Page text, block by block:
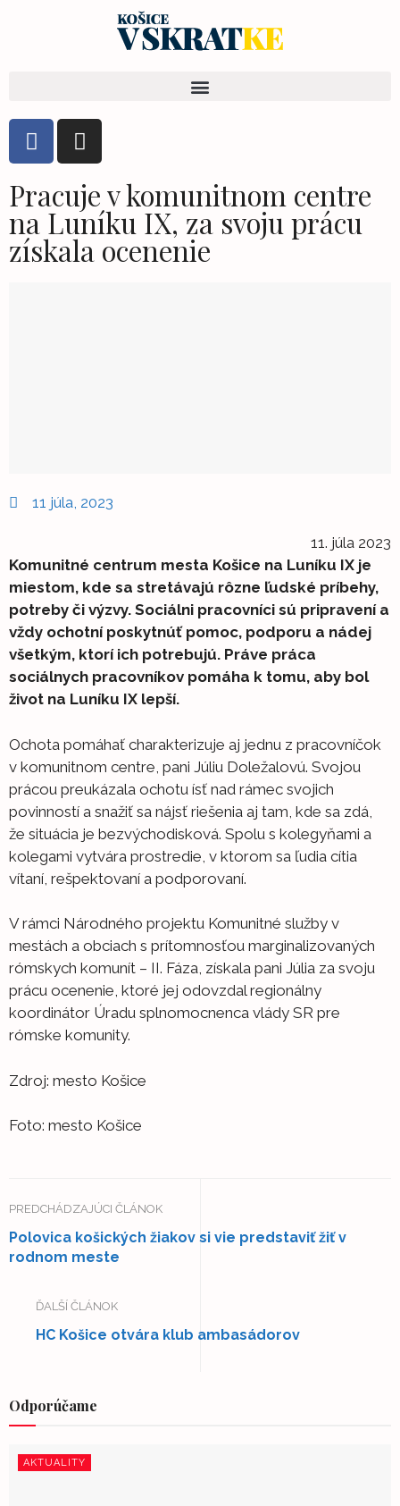
Pracuje v komunitnom centre
na Luníku IX, za svoju prácu
získala ocenenie
11 júla, 2023
11. júla 2023
Komunitné centrum mesta Košice na Luníku IX je
miestom, kde sa stretávajú rôzne ľudské príbehy,
potreby či výzvy. Sociálni pracovníci sú pripravení a
vždy ochotní poskytnúť pomoc, podporu a nádej
všetkým, ktorí ich potrebujú. Práve práca
sociálnych pracovníkov pomáha k tomu, aby bol
život na Luníku IX lepší.
Ochota pomáhať charakterizuje aj jednu z pracovníčok
v komunitnom centre, pani Júliu Doležalovú. Svojou
prácou preukázala ochotu ísť nad rámec svojich
povinností a snažiť sa nájsť riešenia aj tam, kde sa zdá,
že situácia je bezvýchodisková. Spolu s kolegyňami a
kolegami vytvára prostredie, v ktorom sa ľudia cítia
vítaní, rešpektovaní a podporovaní.
V rámci Národného projektu Komunitné služby v
mestách a obciach s prítomnosťou marginalizovaných
rómskych komunít – II. Fáza, získala pani Júlia za svoju
prácu ocenenie, ktoré jej odovzdal regionálny
koordinátor Úradu splnomocnenca vlády SR pre
rómske komunity.
Zdroj: mesto Košice
Foto: mesto Košice
PREDCHÁDZAJÚCI ČLÁNOK
Polovica košických žiakov si vie predstaviť žiť v
rodnom meste
ĎALŠÍ ČLÁNOK
HC Košice otvára klub ambasádorov
Odporúčame
AKTUALITY